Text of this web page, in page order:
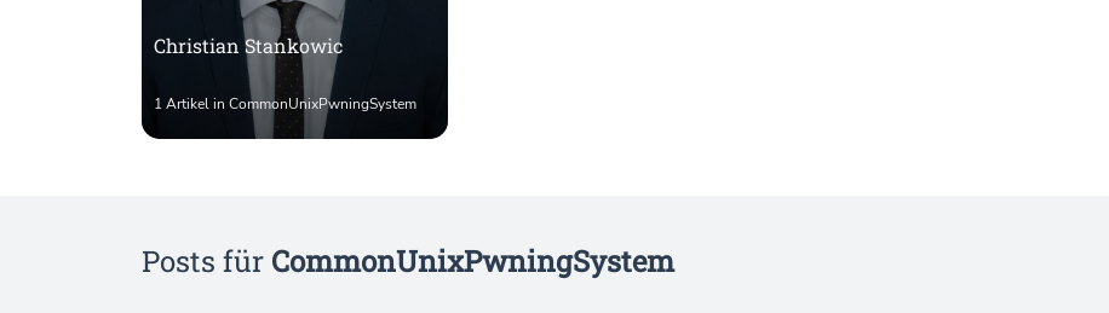
Christian Stankowic
1 Artikel in CommonUnixPwningSystem
Posts für CommonUnixPwningSystem